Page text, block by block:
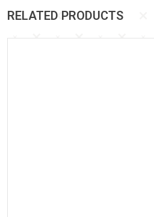
RELATED PRODUCTS